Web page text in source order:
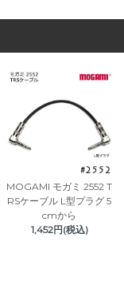
MOGAMI モガミ 2552 T
RSケーブル L型プラグ 5
cmから
1,452円(税込)